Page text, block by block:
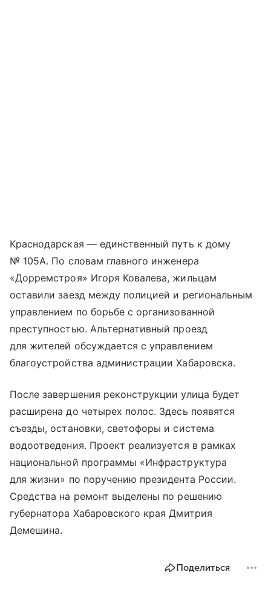
Краснодарская — единственный путь к дому
№ 105А. По словам главного инженера
«Дорремстроя» Игоря Ковалева, жильцам
оставили заезд между полицией и региональным
управлением по борьбе с организованной
преступностью. Альтернативный проезд
для жителей обсуждается с управлением
благоустройства администрации Хабаровска.
После завершения реконструкции улица будет
расширена до четырех полос. Здесь появятся
съезды, остановки, светофоры и система
водоотведения. Проект реализуется в рамках
национальной программы «Инфраструктура
для жизни» по поручению президента России.
Средства на ремонт выделены по решению
губернатора Хабаровского края Дмитрия
Демешина.
Поделиться